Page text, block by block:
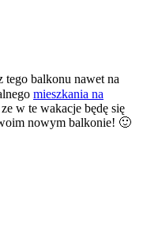
tego balkonu nawet na
mieszkania na
w te wakacje będę się
nowym balkonie! 🙂